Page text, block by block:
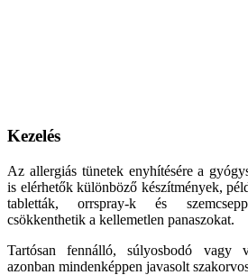
Kezelés
Az allergiás tünetek enyhítésére a
is elérhetők különböző készítmények,
tabletták, orrspray-k és
csökkenthetik a kellemetlen panaszokat.
Tartósan fennálló, súlyosbodó vagy
azonban mindenképpen javasolt